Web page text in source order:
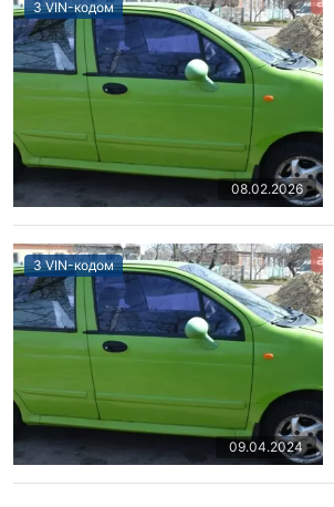
З VIN-кодом
08.02.2026
З VIN-кодом
09.04.2024